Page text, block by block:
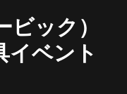
ック）
イベント